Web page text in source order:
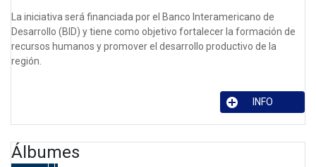
La iniciativa será financiada por el Banco Interamericano de
Desarrollo (BID) y tiene como objetivo fortalecer la formación de
recursos humanos y promover el desarrollo productivo de la
región.
INFO
Álbumes